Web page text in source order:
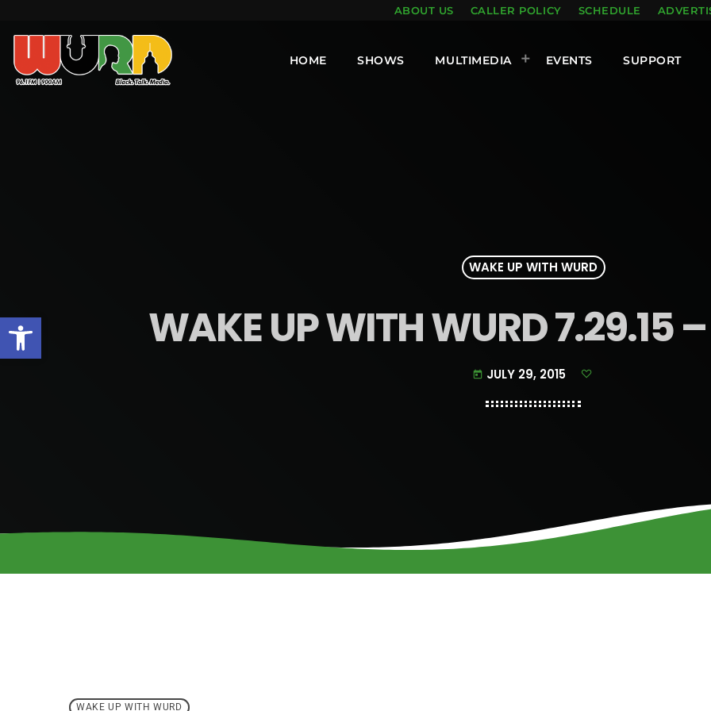
Open toolbar
ABOUT US CALLER POLICY SCHEDULE
HOME SHOWS MULTIMEDIA EVENTS SUPPORT
WAKE UP WITH WURD
WAKE UP WITH WURD 7.29.15
today JULY 29, 2015
WAKE UP WITH WURD